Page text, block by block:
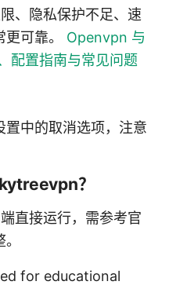
、隐私保护不足、速
可靠。 Openvpn 与
配置指南与常见问题
中的取消选项，注意
？
直接运行，需参考官
for educational